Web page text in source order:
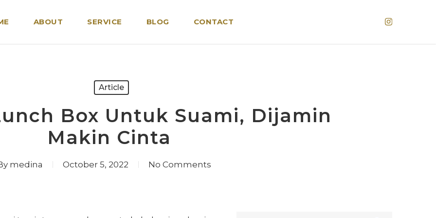
ABOUT SERVICE BLOG CONTACT Instagram
Article
Box Untuk Suami, Dijamin
Makin Cinta
medina October 5, 2022 No Comments